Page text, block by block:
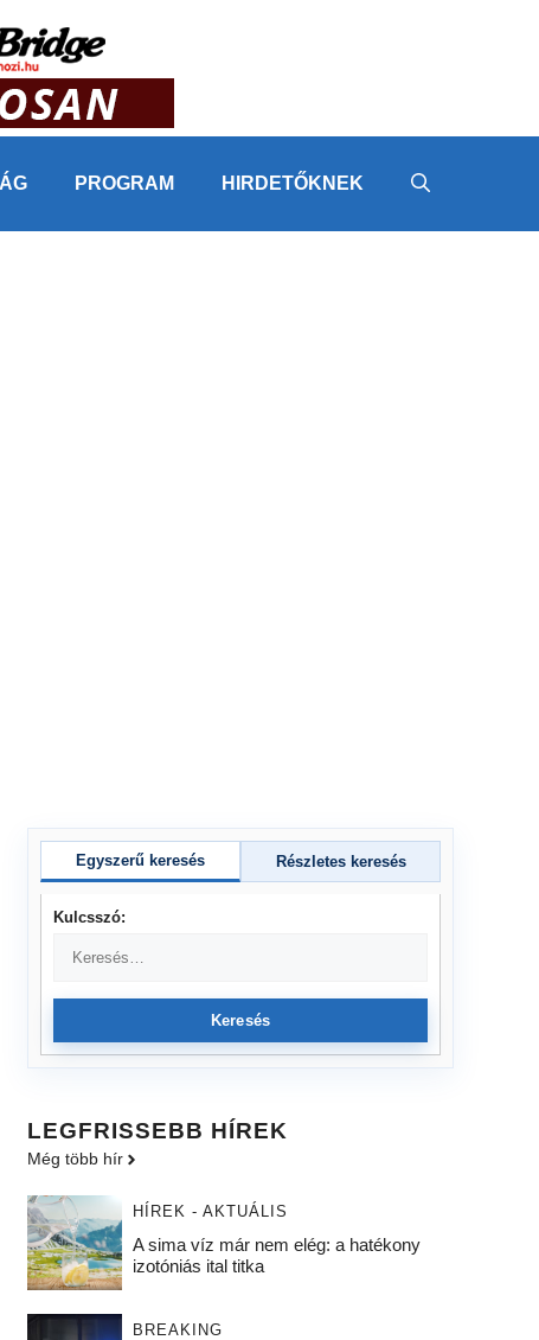
PROGRAM HIRDETŐKNEK
Egyszerű keresés Részletes keresés
Kulcsszó:
Keresés
LEGFRISSEBB HÍREK
Még több hír
HÍREK - AKTUÁLIS
A sima víz már nem elég: a hatékony
izotóniás ital titka
BREAKING